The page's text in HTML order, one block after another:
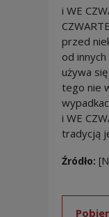
i WE
przed
od
używa
tego nie
i WE
tradycją
Źródło: